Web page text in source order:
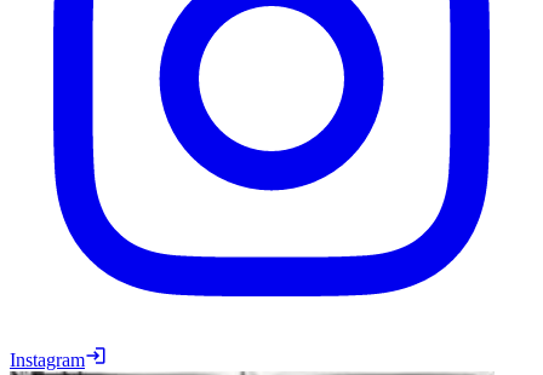
Instagram